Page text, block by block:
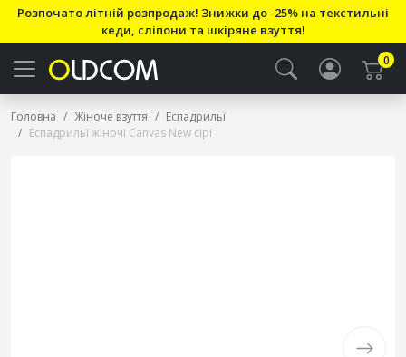
Розпочато літній розпродаж! Знижки до -25% на текстильні
кеди, сліпони та шкіряне взуття!
0
Головна Жіноче взуття
Еспадрильї
Еспадрильї жіночі Canvas New сірі